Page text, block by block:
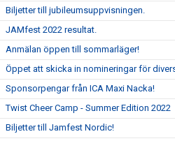
Biljetter till jubileumsuppvisningen.
JAMfest 2022 resultat.
Anmälan öppen till sommarläger!
Öppet att skicka in nomineringar för
Sponsorpengar från ICA Maxi Nacka!
Twist Cheer Camp - Summer Edition 2022
Biljetter till Jamfest Nordic!